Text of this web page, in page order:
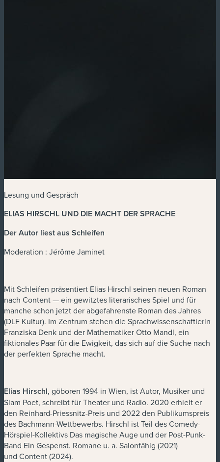
Lesung und Gespräch
ELIAS HIRSCHL UND DIE MACHT DER SPRACHE
Der Autor liest aus Schleifen
Moderation : Jérôme Jaminet
Mit Schleifen präsentiert Elias Hirschl seinen neuen Roman
nach Content — ein gewitztes literarisches Spiel und für
manche schon jetzt der abgefahrenste Roman des Jahres
(DLF Kultur). Im Zentrum stehen die Sprachwissenschaftlerin
Franziska Denk und der Mathematiker Otto Mandl, ein
fiktionales Paar für die Ewigkeit, das sich auf die Suche nach
der perfekten Sprache macht.
Elias Hirschl, göboren 1994 in Wien, ist Autor, Musiker und
Slam Poet, schreibt für Theater und Radio. 2020 erhielt er
den Reinhard-Priessnitz-Preis und 2022 den Publikumspreis
des Bachmann-Wettbewerbs. Hirschl ist Teil des Comedy-
Hörspiel-Kollektivs Das magische Auge und der Post-Punk-
Band Ein Gespenst. Romane u. a. Salonfähig (2021)
und Content (2024).